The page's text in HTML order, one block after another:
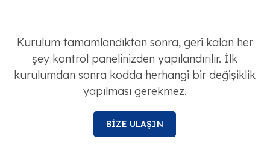
Kurulum tamamlandıktan sonra, geri kalan her
şey kontrol panelinizden yapılandırılır. İlk
kurulumdan sonra kodda herhangi bir değişiklik
yapılması gerekmez.
BİZE ULAŞIN